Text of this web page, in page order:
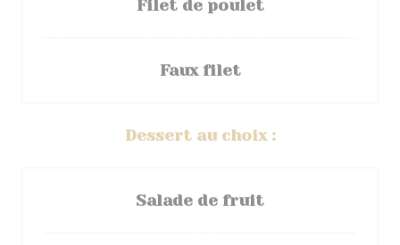
Filet de poulet
Faux filet
Dessert au choix :
Salade de fruit